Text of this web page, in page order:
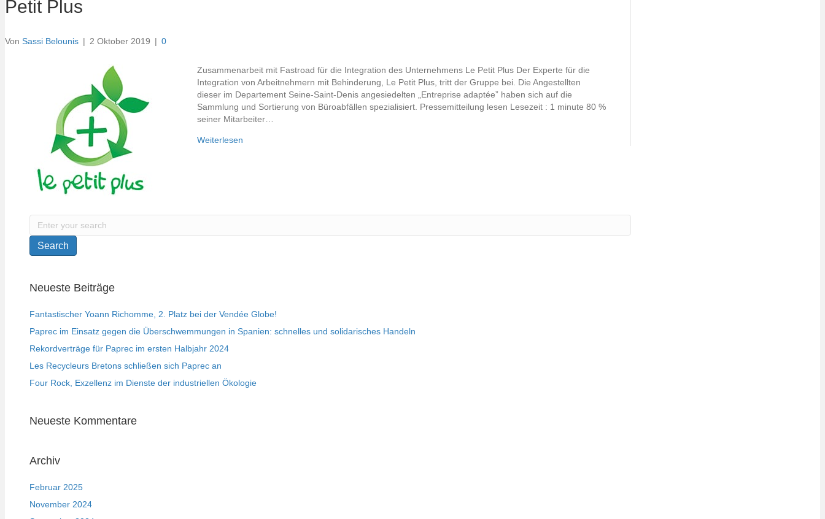
Petit Plus
Von Sassi Belounis | 2 Oktober 2019 | 0
Zusammenarbeit mit Fastroad für die Integration des Unternehmens Le Petit Plus Der Experte für die
Integration von Arbeitnehmern mit Behinderung, Le Petit Plus, tritt der Gruppe bei. Die Angestellten
dieser im Departement Seine-Saint-Denis angesiedelten „Entreprise adaptée” haben sich auf die
Sammlung und Sortierung von Büroabfällen spezialisiert. Pressemitteilung lesen Lesezeit : 1 minute 80 %
seiner Mitarbeiter…
Weiterlesen
Search
Neueste Beiträge
Fantastischer Yoann Richomme, 2. Platz bei der Vendée Globe!
Paprec im Einsatz gegen die Überschwemmungen in Spanien: schnelles und solidarisches Handeln
Rekordverträge für Paprec im ersten Halbjahr 2024
Les Recycleurs Bretons schließen sich Paprec an
Four Rock, Exzellenz im Dienste der industriellen Ökologie
Neueste Kommentare
Archiv
Februar 2025
November 2024